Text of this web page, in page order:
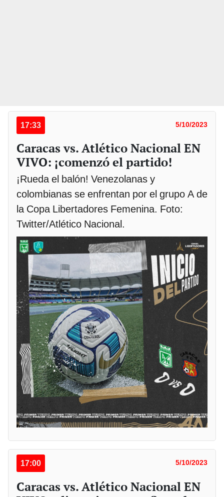
17:33 5/10/2023
Caracas vs. Atlético Nacional EN
VIVO: ¡comenzó el partido!
¡Rueda el balón! Venezolanas y
colombianas se enfrentan por el grupo A de
la Copa Libertadores Femenina. Foto:
Twitter/Atlético Nacional.
17:00 5/10/2023
Caracas vs. Atlético Nacional EN